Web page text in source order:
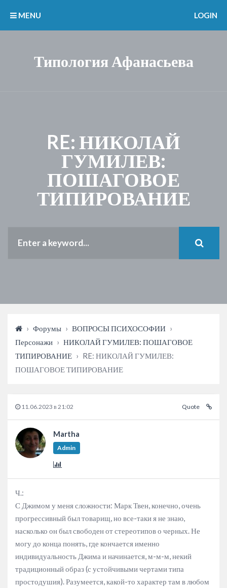
Типология Афанасьева
MENU LOGIN
RE: НИКОЛАЙ
ГУМИЛЕВ:
ПОШАГОВОЕ
ТИПИРОВАНИЕ
› Форумы › ВОПРОСЫ ПСИХОСОФИИ ›
Персонажи › НИКОЛАЙ ГУМИЛЕВ: ПОШАГОВОЕ
ТИПИРОВАНИЕ › RE: НИКОЛАЙ ГУМИЛЕВ:
ПОШАГОВОЕ ТИПИРОВАНИЕ
11.06.2023 в 21:02 Quote
Martha
Admin
Ч.:
С Джимом у меня сложности: Марк Твен, конечно, очень
прогрессивный был товарищ, но все-таки я не знаю,
насколько он был свободен от стереотипов о черных. Не
могу до конца понять, где кончается именно
индивидуальность Джима и начинается, м-м-м, некий
традиционный образ (с устойчивыми чертами типа
простодушия). Разумеется, какой-то характер там в любом